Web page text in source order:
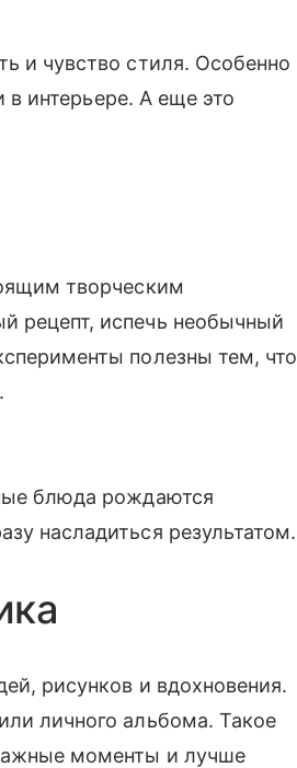
и чувство стиля. Особенно
в интерьере. А еще это
творческим
рецепт, испечь необычный
полезны тем, что
блюда рождаются
насладиться результатом.
рисунков и вдохновения.
личного альбома. Такое
моменты и лучше